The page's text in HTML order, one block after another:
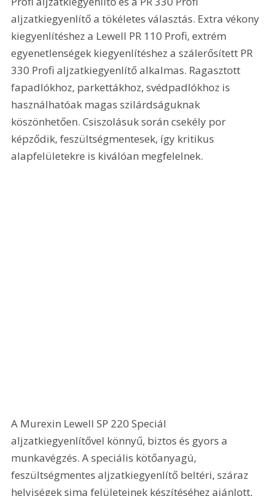
aljzatkiegyenlítő a tökéletes választás. Extra vékony
kiegyenlítéshez a Lewell PR 110 Profi, extrém
egyenetlenségek kiegyenlítéshez a szálerősített PR
330 Profi aljzatkiegyenlítő alkalmas. Ragasztott
fapadlókhoz, parkettákhoz, svédpadlókhoz is
használhatóak magas szilárdságuknak
köszönhetően. Csiszolásuk során csekély por
képződik, feszültségmentesek, így kritikus
alapfelületekre is kiválóan megfelelnek.
A Murexin Lewell SP 220 Speciál
aljzatkiegyenlítővel könnyű, biztos és gyors a
munkavégzés. A speciális kötőanyagú,
feszültségmentes aljzatkiegyenlítő beltéri, száraz
helyiségek sima felületeinek készítéséhez ajánlott,